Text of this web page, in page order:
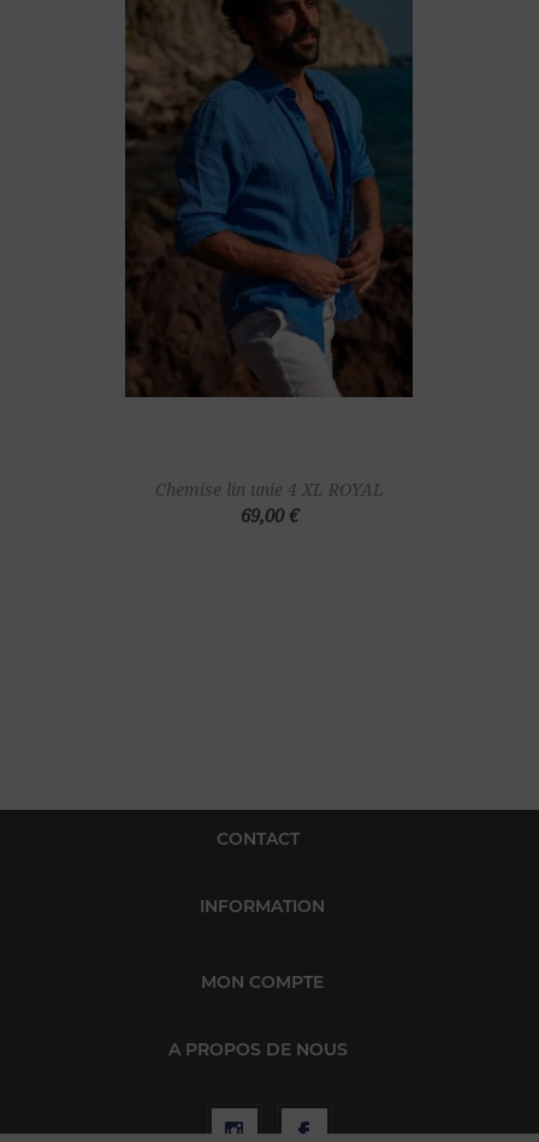
Chemise lin unie 4 XL ROYAL
69,00 €
CONTACT
INFORMATION
MON COMPTE
A PROPOS DE NOUS